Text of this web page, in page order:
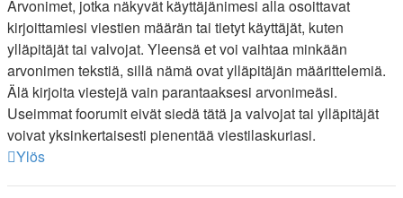
Arvonimet, jotka näkyvät käyttäjänimesi alla osoittavat
kirjoittamiesi viestien määrän tai tietyt käyttäjät, kuten
ylläpitäjät tai valvojat. Yleensä et voi vaihtaa minkään
arvonimen tekstiä, sillä nämä ovat ylläpitäjän määrittelemiä.
Älä kirjoita viestejä vain parantaaksesi arvonimeäsi.
Useimmat foorumit eivät siedä tätä ja valvojat tai ylläpitäjät
voivat yksinkertaisesti pienentää viestilaskuriasi.
Ylös